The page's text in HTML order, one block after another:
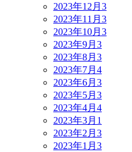
2023年12月 3
2023年11月 3
2023年10月 3
2023年9月 3
2023年8月 3
2023年7月 4
2023年6月 3
2023年5月 3
2023年4月 4
2023年3月 1
2023年2月 3
2023年1月 3